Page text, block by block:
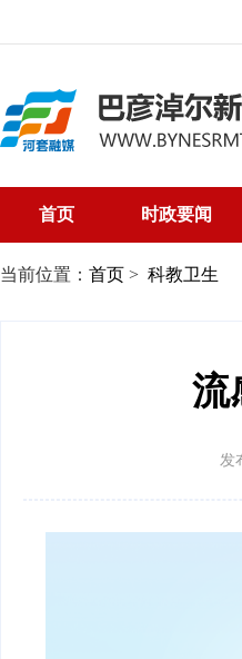
首页 时政要闻
当前位置： 首页 > 科教卫生
流
发